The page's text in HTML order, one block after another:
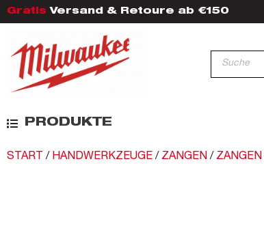
Gratis Versand & Retoure ab €150
PRODUKTE
START / HANDWERKZEUGE / ZANGEN / ZANGEN